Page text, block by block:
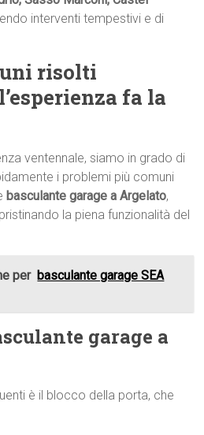
interventi tempestivi e di
risolti
fa la
ventennale, siamo in grado di
i problemi più comuni
basculante garage a Argelato,
la piena funzionalità del
per basculante garage SEA
garage a
è il blocco della porta, che